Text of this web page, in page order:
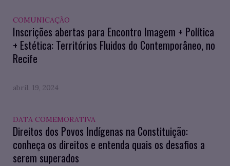
COMUNICAÇÃO
Inscrições abertas para Encontro Imagem + Política
+ Estética: Territórios Fluidos do Contemporâneo, no
Recife
abril. 19, 2024
DATA COMEMORATIVA
Direitos dos Povos Indígenas na Constituição:
conheça os direitos e entenda quais os desafios a
serem superados